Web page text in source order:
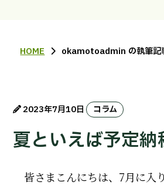
HOME okamotoadmin の執筆記
2023年7月10日 コラム
夏といえば予定納
皆さまこんにちは、7月に入